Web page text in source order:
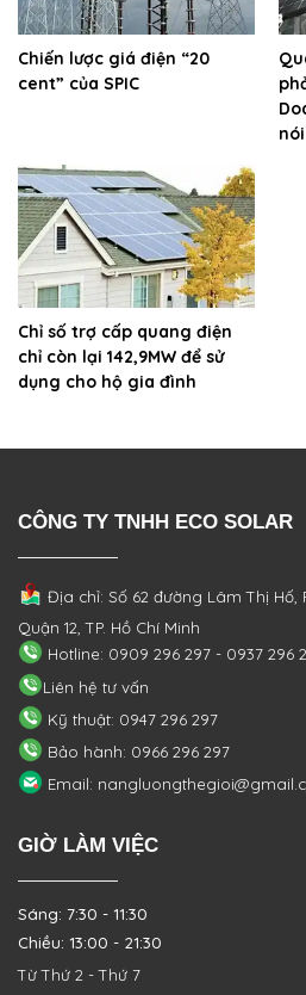
Chiến lược giá điện “20
cent” của SPIC
Chỉ số trợ cấp quang điện
chỉ còn lại 142,9MW để sử
dụng cho hộ gia đình
CÔNG TY TNHH ECO SOLAR
Địa chỉ: Số 62 đường Lâm Thị Hố,
Quận 12, TP. Hồ Chí Minh
Hotline: 0909 296 297 - 0937 296
Liên hệ tư vấn
Kỹ thuật: 0947 296 297
Bảo hành: 0966 296 297
Email:
GIỜ LÀM VIỆC
Sáng: 7:30 - 11:30
Chiều: 13:00 - 21:30
Từ Thứ 2 - Thứ 7